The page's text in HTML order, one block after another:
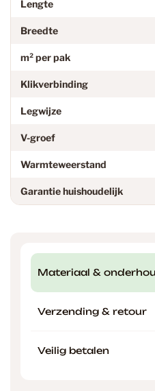
Lengte
Breedte
m² per pak
Klikverbinding
Legwijze
V-groef
Warmteweerstand
Garantie huishoudelijk
Materiaal &
Verzending & retour
Veilig betalen